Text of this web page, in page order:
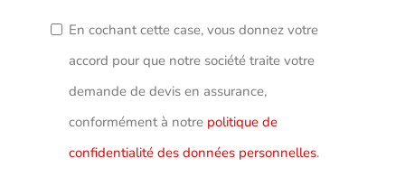
En cochant cette case, vous donnez votre
accord pour que notre société traite votre
demande de devis en assurance,
conformément à notre politique de
confidentialité des données personnelles.